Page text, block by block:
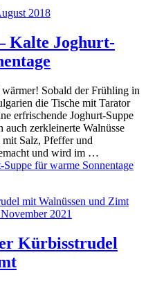
2018
Kalte Joghurt-
Sobald der Frühling in
die Tische mit Tarator
erfrischende Joghurt-Suppe
zerkleinerte Walnüsse
Salz, Pfeffer und
und wird im …
für warme Sonnentage
2021
Kürbisstrudel